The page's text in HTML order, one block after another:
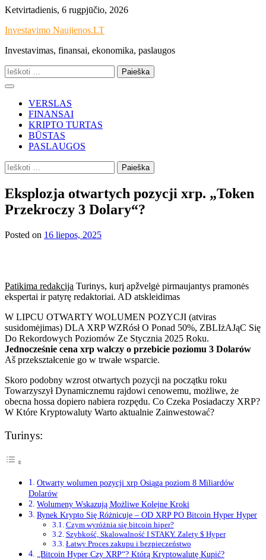
Skip
content
Ketvirtadienis, 6 rugpjūčio, 2026
Investavimo Naujienos.LT
Investavimas, finansai, ekonomika, paslaugos
Ieškoti:
VERSLAS
FINANSAI
KRIPTO TURTAS
BŪSTAS
PASLAUGOS
Ieškoti:
Eksplozja otwartych pozycji xrp. „Token
Przekroczy 3 Dolary“?
Posted on 16 liepos, 2025
Patikima redakcija Turinys, kurį apžvelgė pirmaujantys pramonės
ekspertai ir patyrę redaktoriai. AD atskleidimas
W LIPCU OTWARTY WOLUMEN POZYCJI (atviras
susidomėjimas) DLA XRP WZRósł O Ponad 50%, ZBLIżAJąC Się
Do Rekordowych Poziomów Ze Stycznia 2025 Roku.
Jednocześnie cena xrp walczy o przebicie poziomu 3 Dolarów
Aš przekształcenie go w trwałe wsparcie.
Skoro podobny wzrost otwartych pozycji na początku roku
Towarzyszył Dynamicznemu rajdowi cenowemu, możliwe, że
obecna hossa dopiero nabiera rozpędu. Co Czeka Posiadaczy XRP?
W Które Kryptowaluty Warto aktualnie Zainwestować?
Turinys:
Otwarty wolumen pozycji xrp Osiąga poziom 8 Miliardów
Dolarów
Wolumeny Wskazują Możliwe Kolejne Kroki
Rynek Krypto Się Różnicuje – OD XRP PO Bitcoin Hyper Hyper
Czym wyróżnia się bitcoin hiper?
Szybkość, Skalowalność I STAKY. Zalety $ Hyper
Łatwy Proces zakupu i bezpieczeństwo
„Bitcoin Hyper Czy XRP“? Którą Kryptowalutę Kupić?